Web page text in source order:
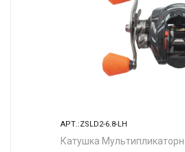
АРТ.:ZSLD2-6.8-LH
Катушка